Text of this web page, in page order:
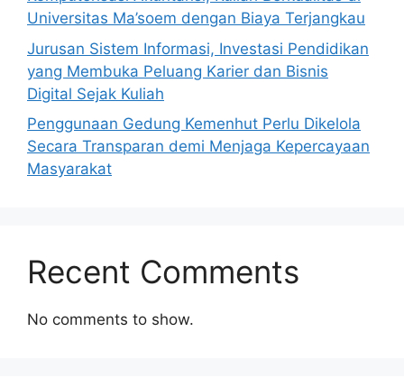
Universitas Ma’soem dengan Biaya Terjangkau
Jurusan Sistem Informasi, Investasi Pendidikan
yang Membuka Peluang Karier dan Bisnis
Digital Sejak Kuliah
Penggunaan Gedung Kemenhut Perlu Dikelola
Secara Transparan demi Menjaga Kepercayaan
Masyarakat
Recent Comments
No comments to show.